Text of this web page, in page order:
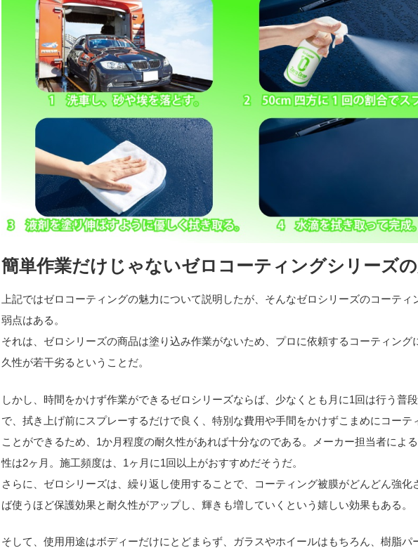
簡単作業だけじゃないゼロコーティングシリーズ
上記ではゼロコーティングの魅力について説明したが、そんなゼロシリーズのコーティ
弱点はある。
それは、ゼロシリーズの商品は塗り込み作業がないため、プロに依頼するコーティング
久性が若干劣るということだ。
しかし、時間をかけず作業ができるゼロシリーズならば、少なくとも月に1回は行う普
で、拭き上げ前にスプレーするだけで良く、特別な費用や手間をかけずこまめにコーテ
ことができるため、1か月程度の耐久性があれば十分なのである。メーカー担当者によ
性は2ヶ月。施工頻度は、1ヶ月に1回以上がおすすめだそうだ。
さらに、ゼロシリーズは、繰り返し使用することで、コーティング被膜がどんどん強化
ば使うほど保護効果と耐久性がアップし、輝きも増していくという嬉しい効果もある。
そして、使用用途はボディーだけにとどまらず、ガラスやホイールはもちろん、樹脂パ